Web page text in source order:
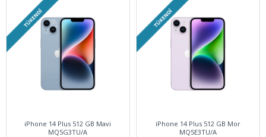
TÜKENDI
iPhone 14 Plus 512 GB Mavi
MQ5G3TU/A
TÜKENDI
iPhone 14 Plus 512 GB Mor
MQ5E3TU/A